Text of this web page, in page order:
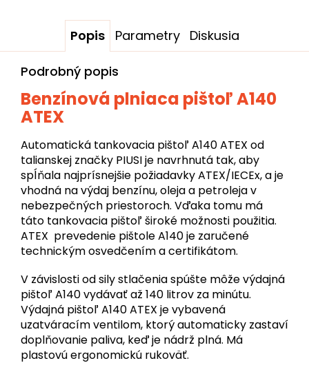
Popis Parametry Diskusia
Podrobný popis
Benzínová plniaca pištoľ A140
ATEX
Automatická tankovacia pištoľ A140 ATEX od
talianskej značky PIUSI je navrhnutá tak, aby
spĺňala najprísnejšie požiadavky ATEX/IECEx, a je
vhodná na výdaj benzínu, oleja a petroleja v
nebezpečných priestoroch. Vďaka tomu má
táto tankovacia pištoľ široké možnosti použitia.
ATEX prevedenie pištole A140 je zaručené
technickým osvedčením a certifikátom.
V závislosti od sily stlačenia spúšte môže výdajná
pištoľ A140 vydávať až 140 litrov za minútu.
Výdajná pištoľ A140 ATEX je vybavená
uzatváracím ventilom, ktorý automaticky zastaví
doplňovanie paliva, keď je nádrž plná. Má
plastovú ergonomickú rukoväť.